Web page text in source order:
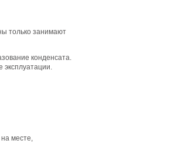
только занимают
конденсата.
эксплуатации.
месте,